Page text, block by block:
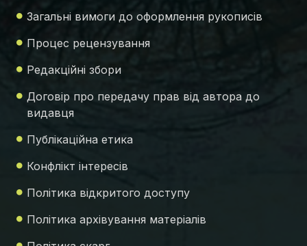
Загальні вимоги до оформлення рукописів
Процес рецензування
Редакційні збори
Договір про передачу прав від автора до
видавця
Публікаційна етика
Конфлікт інтересів
Політика відкритого доступу
Політика архівування матеріалів